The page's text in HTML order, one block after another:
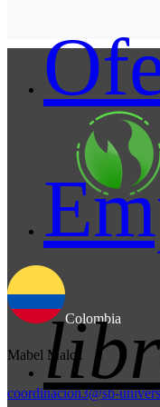
Colombia
Mabel Malca
coordinacion3@sb-